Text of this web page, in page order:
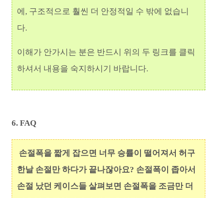
에, 구조적으로 훨씬 더 안정적일 수 밖에 없습니
다.
이해가 안가시는 분은 반드시 위의 두 링크를 클릭
하셔서 내용을 숙지하시기 바랍니다.
6. FAQ
손절폭을 짧게 잡으면 너무 승률이 떨어져서 허구
한날 손절만 하다가 끝나잖아요? 손절폭이 좁아서
손절 났던 케이스들 살펴보면 손절폭을 조금만 더